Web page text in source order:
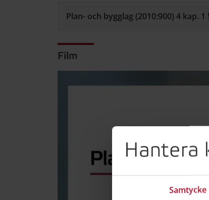
Hantera
Samtycke
Plan- och bygglag (2010:900) 4 kap. 1
Film